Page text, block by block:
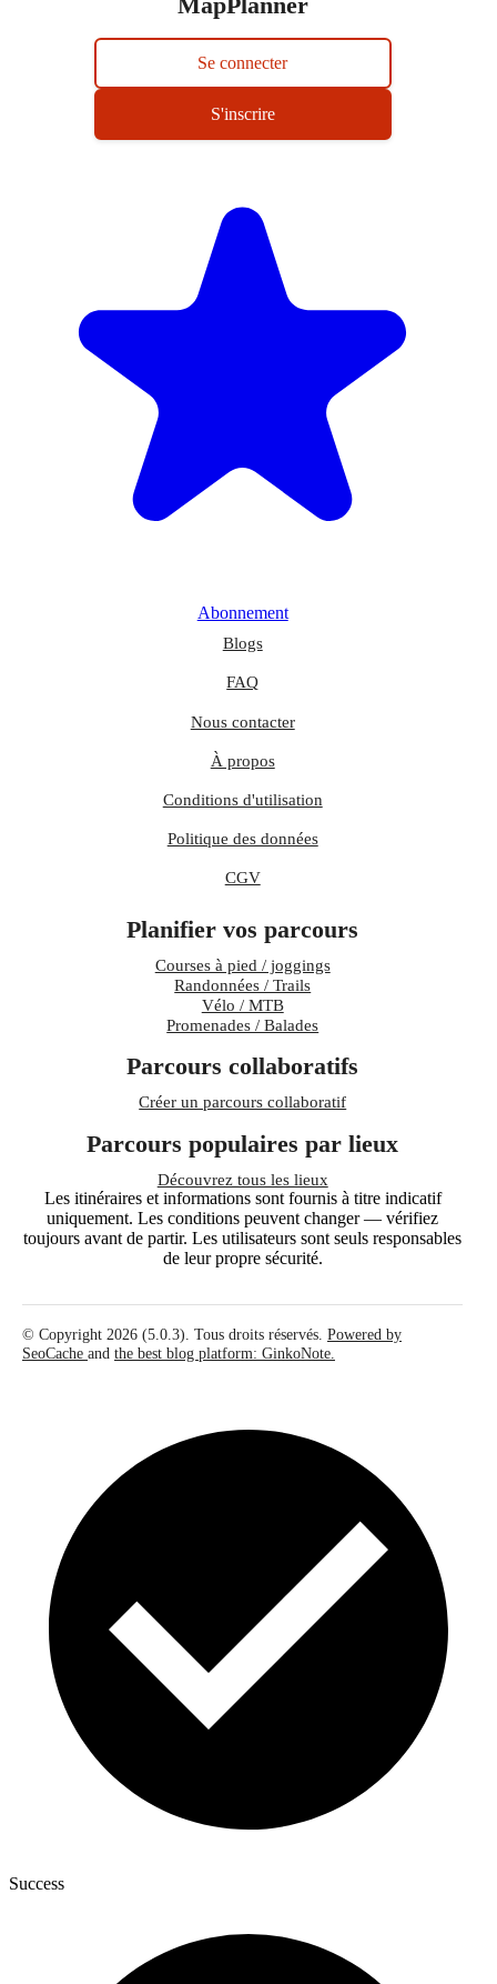
Se connecter
S'inscrire
Abonnement
Blogs
FAQ
Nous contacter
À propos
Conditions d'utilisation
Politique des données
CGV
Planifier vos parcours
Courses à pied / joggings
Randonnées / Trails
Vélo / MTB
Promenades / Balades
Parcours collaboratifs
Créer un parcours collaboratif
Parcours populaires par lieux
Découvrez tous les lieux
Les itinéraires et informations sont fournis à titre indicatif
uniquement. Les conditions peuvent changer — vérifiez
toujours avant de partir. Les utilisateurs sont seuls responsables
de leur propre sécurité.
© Copyright 2026 (5.0.3). Tous droits réservés. Powered by
SeoCache and the best blog platform: GinkoNote.
Success